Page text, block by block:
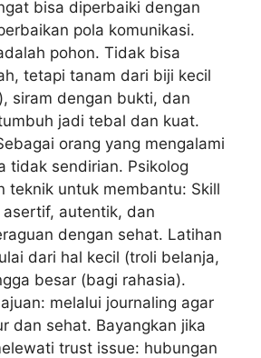
bisa diperbaiki dengan
pola komunikasi.
pohon. Tidak bisa
tetapi tanam dari biji kecil
siram dengan bukti, dan
jadi tebal dan kuat.
orang yang mengalami
tidak sendirian. Psikolog
teknik untuk membantu: Skill
autentik, dan
dengan sehat. Latihan
dari hal kecil (troli belanja,
besar (bagi rahasia).
melalui journaling agar
dan sehat. Bayangkan jika
trust issue: hubungan